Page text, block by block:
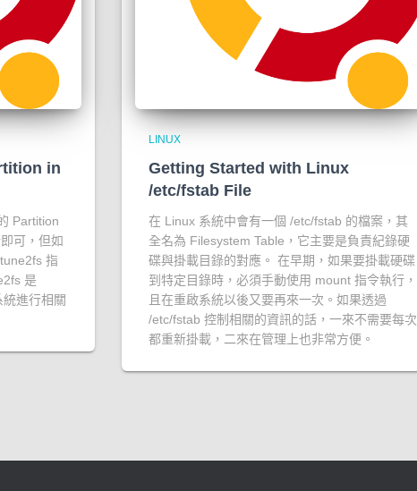
in
Partition
可，但如
指
是
進行相關
LINUX
Getting Started with Linux
/etc/fstab File
在 Linux 系統中會有一個 /etc/fstab 的檔案，其
全名為 Filesystem Table，它主要是負責紀錄硬
碟與掛載目錄的對應。 在早期，如果要掛載硬碟
到特定目錄時，必須手動使用 mount 指令執行，
且在重啟系統以後又要再來一次。如果透過
/etc/fstab 控制相關的資訊的話，一來不需要每次
都重新掛載，二來在管理上也非常方便。